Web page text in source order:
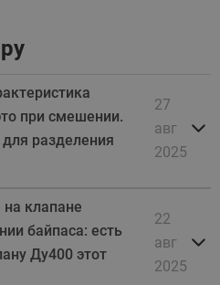
при смешении.
разделения
27
авг
2025
на клапане
байпаса: есть
Ду400 этот
22
авг
2025